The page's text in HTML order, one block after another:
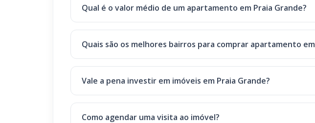
Qual é o valor médio de um apartamento em Praia Grande?
Quais são os melhores bairros para comprar apartamento
Vale a pena investir em imóveis em Praia Grande?
Como agendar uma visita ao imóvel?